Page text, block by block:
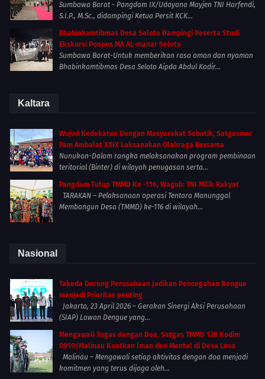
Sumbawa Barat - Pangdam IX/Udayana Mayjen TNI Harfendi,
S.I.P., M.Sc., didampingi Ketua Persit KCK...
Bhabinkamtibmas Desa Seloto Dampingi Peserta Studi
Ekskursi Ponpes MA AL-manar Seloto
Sumbawa Barat-Untuk memberikan rasa aman dan nyaman
Bhabinkamtibmas Desa Seloto Aipda Abdul Kadir...
Kaltara
Wujud Kedekatan Dengan Masyarakat Sebatik, Satgasmar
Pam Ambalat XXIX Laksanakan Olahraga Bersama
Nunukan-Dalam rangka melaksanakan program pembinaan
teritorial (Binter) di wilayah penugasan serta...
Pangdam Tutup TMMD Ke -116, Wagub: TNI Milik Rakyat
TARAKAN – Pelaksanaan operasi Tentara Manunggal
Membangun Desa (TMMD) ke-116 di wilayah...
Nasional
Takeda Dorong Perusahaan Jadikan Pencegahan Dengue
menjadi Prioritas penting
Jakarta, 23 April 2026 – Gerakan Sinergi Aksi Perusahaan
(SIAP) Lawan Dengue yang...
Mengawali Tugas dengan Doa, Satgas TMMD 128 Kodim
0910/Malinau Kuatkan Iman dan Mental di Desa Luso
Malinau – Mengawali setiap aktivitas dengan doa menjadi
komitmen yang terus dijaga oleh...